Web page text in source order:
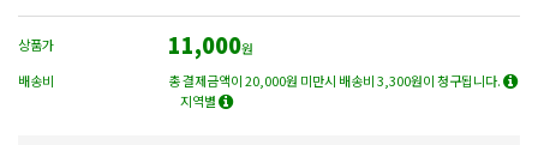
상품가 11,000원
배송비
총 결제금액이 20,000원 미만시 배송비 3,300원이 청구됩니다.
지역별